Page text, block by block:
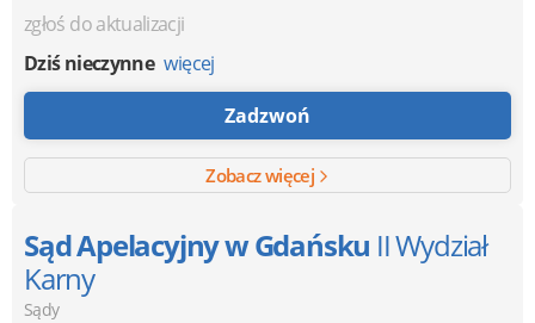
zgłoś do aktualizacji
Dziś nieczynne więcej
Zadzwoń
Zobacz więcej
Sąd Apelacyjny w Gdańsku II Wydział
Karny
Sądy